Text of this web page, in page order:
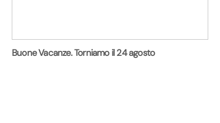
Buone Vacanze. Torniamo il 24 agosto